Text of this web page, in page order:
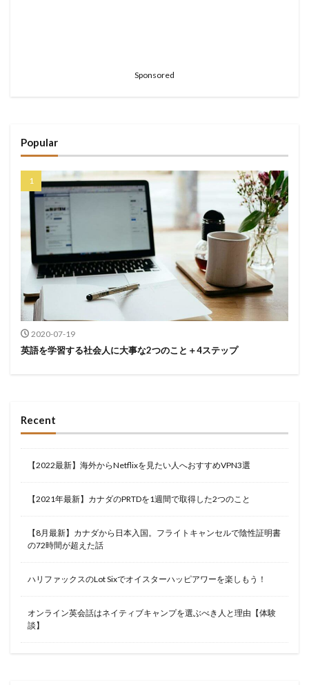
Sponsored
Popular
2020-07-19
英語を学習する社会人に大事な2つのこと＋4ステップ
Recent
【2022最新】海外からNetflixを見たい人へおすすめVPN3選
【2021年最新】カナダのPRTDを1週間で取得した2つのこと
【8月最新】カナダから日本入国。フライトキャンセルで陰性証明書
の72時間が超えた話
ハリファックスのLot Sixでオイスターハッピアワーを楽しもう！
オンライン英会話はネイティブキャンプを選ぶべき人と理由【体験
談】